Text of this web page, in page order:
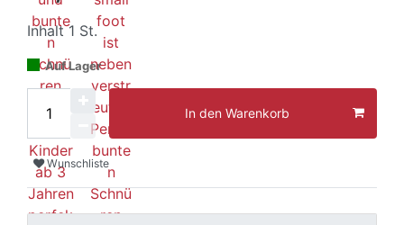
Inhalt1 St.
Auf Lager
In den Warenkorb
Wunschliste